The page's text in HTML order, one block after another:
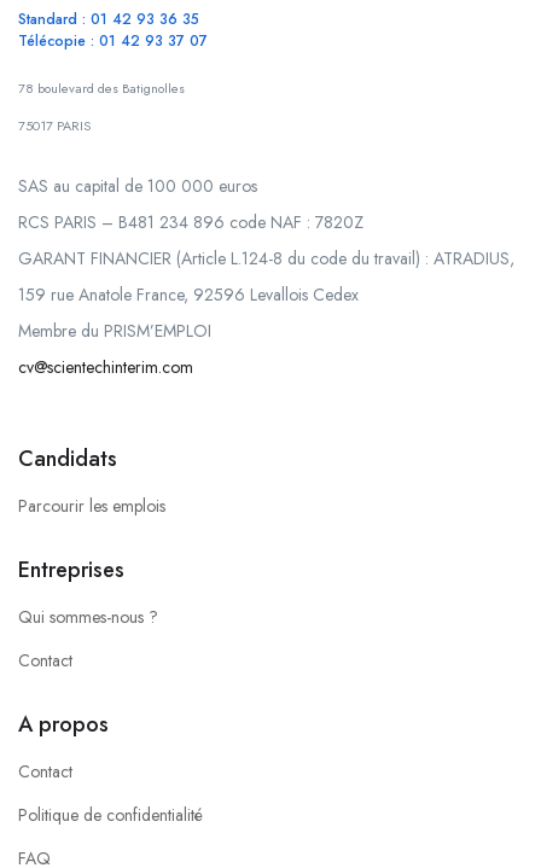
Standard : 01 42 93 36 35
Télécopie : 01 42 93 37 07
78 boulevard des Batignolles
75017 PARIS
SAS au capital de 100 000 euros
RCS PARIS – B481 234 896 code NAF : 7820Z
GARANT FINANCIER (Article L.124-8 du code du travail) : ATRADIUS,
159 rue Anatole France, 92596 Levallois Cedex
Membre du PRISM’EMPLOI
cv@scientechinterim.com
Candidats
Parcourir les emplois
Entreprises
Qui sommes-nous ?
Contact
A propos
Contact
Politique de confidentialité
FAQ